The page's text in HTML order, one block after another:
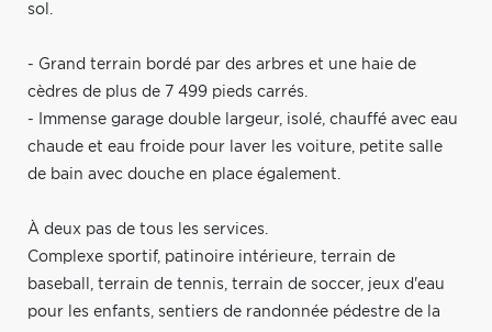
sol.
- Grand terrain bordé par des arbres et une haie de
cèdres de plus de 7 499 pieds carrés.
- Immense garage double largeur, isolé, chauffé avec eau
chaude et eau froide pour laver les voiture, petite salle
de bain avec douche en place également.
À deux pas de tous les services.
Complexe sportif, patinoire intérieure, terrain de
baseball, terrain de tennis, terrain de soccer, jeux d'eau
pour les enfants, sentiers de randonnée pédestre de la